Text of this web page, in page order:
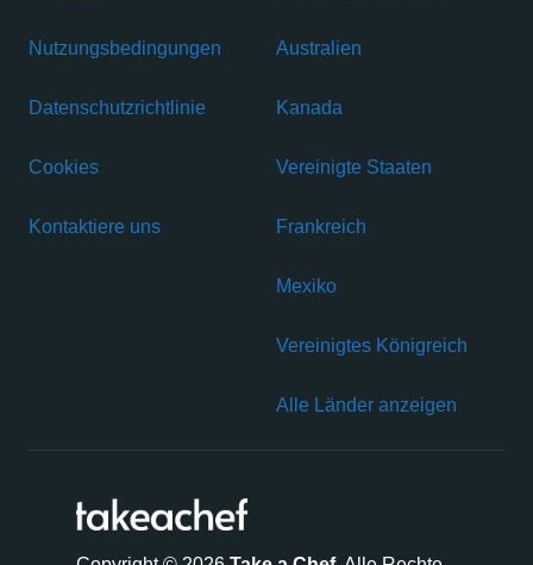
Nutzungsbedingungen
Datenschutzrichtlinie
Cookies
Kontaktiere uns
Australien
Kanada
Vereinigte Staaten
Frankreich
Mexiko
Vereinigtes Königreich
Alle Länder anzeigen